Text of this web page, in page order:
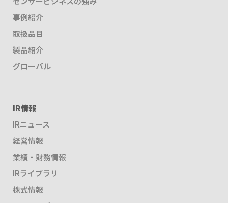
事例紹介
取扱品目
製品紹介
グローバル
IR情報
IRニュース
経営情報
業績・財務情報
IRライブラリ
株式情報